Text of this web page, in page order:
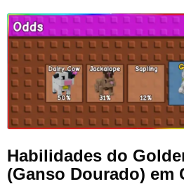
Habilidades do
(Ganso Dourado) em